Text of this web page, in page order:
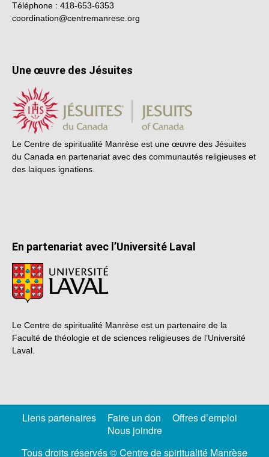
Téléphone : 418-653-6353
coordination@centremanrese.org
Une œuvre des Jésuites
Le Centre de spiritualité Manrèse est une œuvre des Jésuites
du Canada en partenariat avec des communautés religieuses et
des laïques ignatiens.
En partenariat avec l’Université Laval
Le Centre de spiritualité Manrèse est un partenaire de la
Faculté de théologie et de sciences religieuses de l’Université
Laval.
Liens partenaires Faire un don
Offres d’emploi
Nous joindre
Tous droits réservés © Centre de spiritualité Manrèse